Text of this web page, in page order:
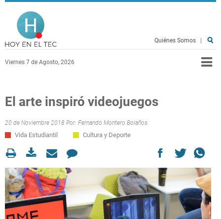
Pasar al contenido principal
Viernes 7 de Agosto, 2026
Quiénes Somos
El arte inspiró videojuegos
20 de Noviembre 2018 Por: Fernando Montero Bolaños
Vida Estudiantil Cultura y Deporte